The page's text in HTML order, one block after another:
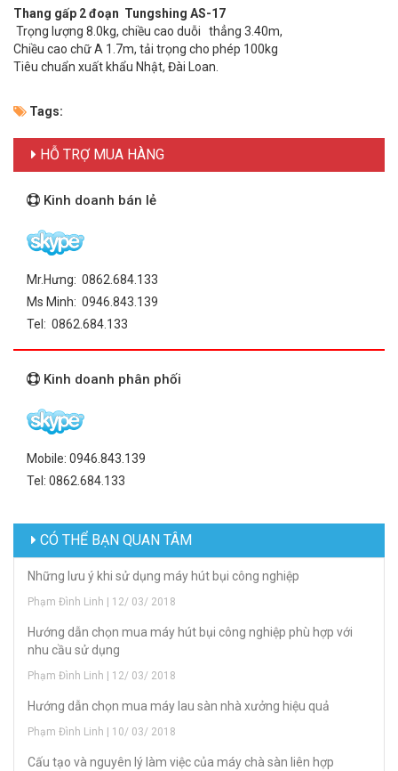
Thang gấp 2 đoạn Tungshing AS-17
Trọng lượng 8.0kg, chiều cao duỗi thẳng 3.40m,
Chiều cao chữ A 1.7m, tải trọng cho phép 100kg
Tiêu chuẩn xuất khẩu Nhật, Đài Loan.
Tags:
HỖ TRỢ MUA HÀNG
Kinh doanh bán lẻ
Mr.Hưng: 0862.684.133
Ms Minh: 0946.843.139
Tel: 0862.684.133
Kinh doanh phân phối
Mobile: 0946.843.139
Tel: 0862.684.133
CÓ THỂ BẠN QUAN TÂM
Những lưu ý khi sử dụng máy hút bụi công nghiệp
Phạm Đình Linh | 12/ 03/ 2018
Hướng dẫn chọn mua máy hút bụi công nghiệp phù hợp với
nhu cầu sử dụng
Phạm Đình Linh | 12/ 03/ 2018
Hướng dẫn chọn mua máy lau sàn nhà xưởng hiệu quả
Phạm Đình Linh | 10/ 03/ 2018
Cấu tạo và nguyên lý làm việc của máy chà sàn liên hợp